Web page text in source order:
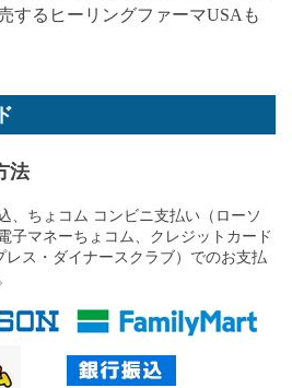
するヒーリングファーマUSAも
法
、ちょコム コンビニ支払い（ローソ
子マネーちょコム、クレジットカード
レス・ダイナースクラブ）でのお支払